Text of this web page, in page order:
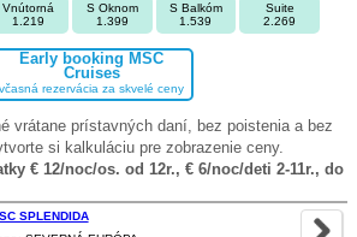
Vnútorná
1.219
S Oknom
1.399
S Balkóm
1.539
Suite
2.269
Early booking MSC
Cruises
včasná rezervácia za skvelé ceny
vrátane prístavných daní, bez poistenia a bez
si kalkuláciu pre zobrazenie ceny.
€ 12/noc/os. od 12r., € 6/noc/deti 2-11r., do
SPLENDIDA